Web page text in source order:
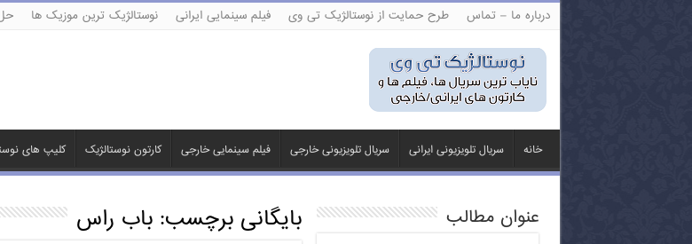
درباره ما – تماس طرح حمایت از نوستالژیک تی وی فیلم سینمایی ایرانی نوستالژیک ترین موزیک ها
خانه سریال تلویزیونی ایرانی سریال تلویزیونی خارجی فیلم سینمایی خارجی کارتون نوستالژیک کلیپ های
بایگانی برچسب:باب راس عنوان مطالب